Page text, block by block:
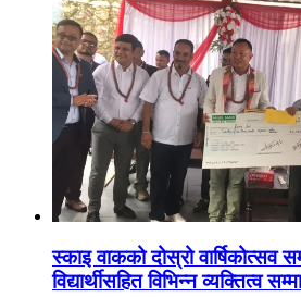
स्काइ वाकको दोस्रो वार्षिकोत्सव
विद्यार्थीसहित विभिन्न व्यक्तित्व